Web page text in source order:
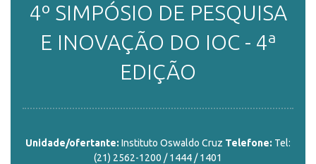
SOBRE
CURSOS
4º SIMPÓSIO DE PESQUISA
E INOVAÇÃO DO IOC - 4ª
EDIÇÃO
Unidade/ofertante: Instituto Oswaldo Cruz Telefone: Tel:
(21) 2562-1200 / 1444 / 1401